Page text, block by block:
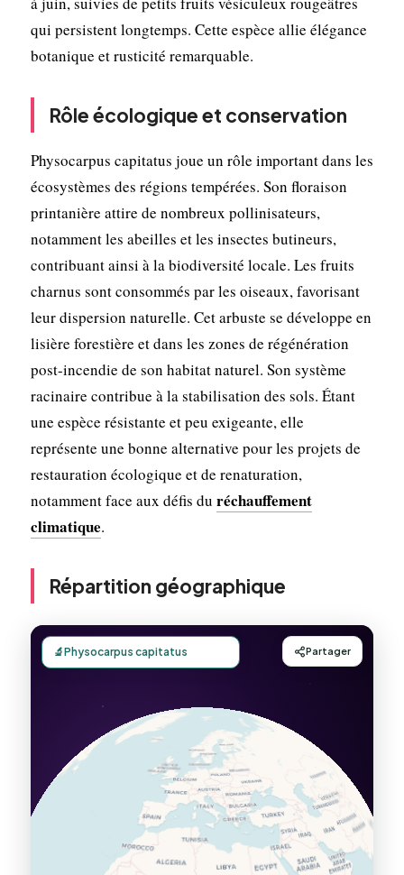
qui persistent longtemps. Cette espèce allie élégance
botanique et rusticité remarquable.
Rôle écologique et conservation
Physocarpus capitatus joue un rôle important dans les
écosystèmes des régions tempérées. Son floraison
printanière attire de nombreux pollinisateurs,
notamment les abeilles et les insectes butineurs,
contribuant ainsi à la biodiversité locale. Les fruits
charnus sont consommés par les oiseaux, favorisant
leur dispersion naturelle. Cet arbuste se développe en
lisière forestière et dans les zones de régénération
post-incendie de son habitat naturel. Son système
racinaire contribue à la stabilisation des sols. Étant
une espèce résistante et peu exigeante, elle
représente une bonne alternative pour les projets de
restauration écologique et de renaturation,
notamment face aux défis du réchauffement
climatique.
Répartition géographique